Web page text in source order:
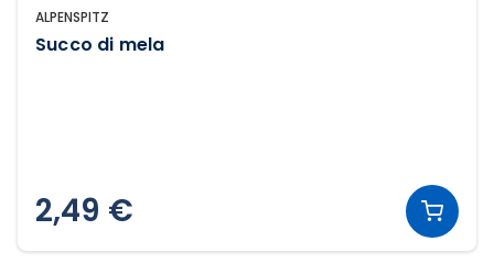
ALPENSPITZ
Succo di mela
2,49 €